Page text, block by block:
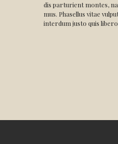
dis parturient montes,
mus. Phasellus vitae
interdum justo quis